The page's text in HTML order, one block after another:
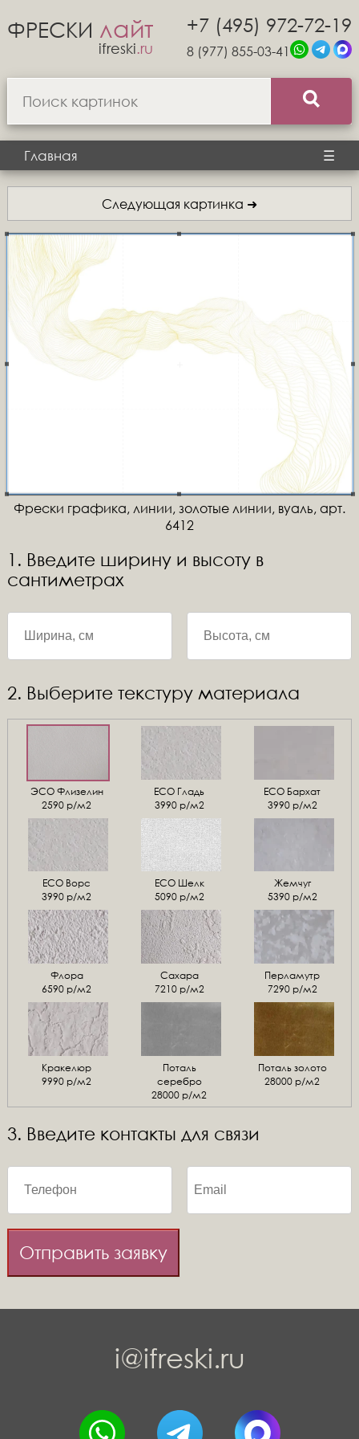
ФРЕСКИ лайт
ifreski.ru
+7 (495) 972-72-19
8 (977) 855-03-41
Главная ☰
Следующая картинка ➜
Фрески графика, линии, золотые линии, вуаль, арт.
6412
1. Введите ширину и высоту в
сантиметрах
2. Выберите текстуру материала
ЭСО Флизелин
2590 р/м2
ЕСО Гладь
3990 р/м2
ECO Бархат
3990 р/м2
ЕСО Ворс
3990 р/м2
ЕСО Шелк
5090 р/м2
Жемчуг
5390 р/м2
Флора
6590 р/м2
Сахара
7210 р/м2
Перламутр
7290 р/м2
Кракелюр
9990 р/м2
Поталь
серебро
28000 р/м2
Поталь золото
28000 р/м2
3. Введите контакты для связи
Отправить заявку
i@ifreski.ru